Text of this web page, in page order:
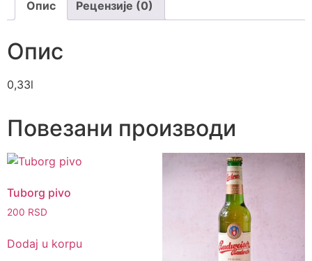
Опис Рецензије (0)
Опис
0,33l
Повезани производи
Tuborg pivo
200 RSD
Dodaj u korpu